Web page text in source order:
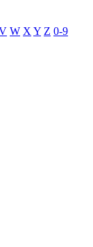
W X Y Z 0-9